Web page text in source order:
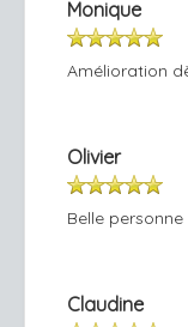
Monique
Amélioration
Olivier
Belle personne
Claudine